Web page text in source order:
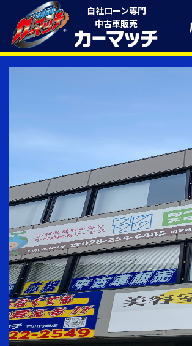
自社ローン専門
中古車販売